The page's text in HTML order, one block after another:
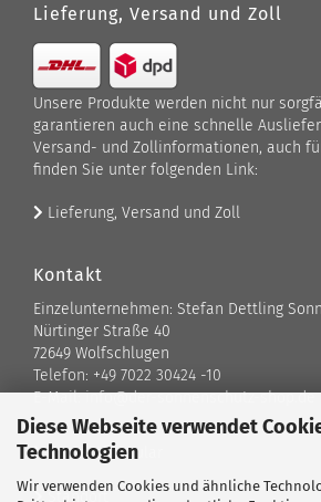
Diese Webseite verwendet
Technologien
Wir verwenden Cookies und ähnliche
Lieferung, Versand und Zoll
Unsere Produkte werden nicht nur
garantieren auch eine schnelle
Versand- und Zollinformationen, auch
finden Sie unter folgenden Link:
Lieferung, Versand und Zoll
Kontakt
Einzelunternehmen: Stefan Dettling
Nürtinger Straße 40
72649 Wolfschlugen
Telefon: +49 7022 30424 -10
E-Mail: info@der-sonnenschutz-shop.de
Kontaktformular
Standort